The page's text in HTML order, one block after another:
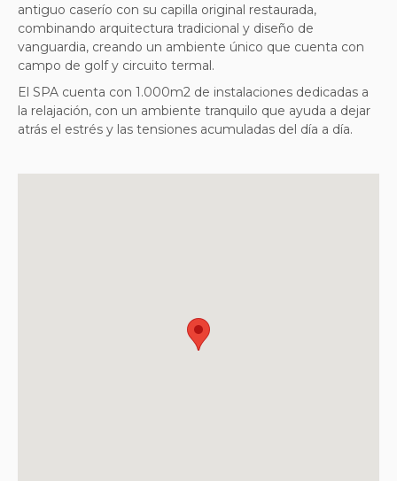
antiguo caserío con su capilla original restaurada,
combinando arquitectura tradicional y diseño de
vanguardia, creando un ambiente único que cuenta con
campo de golf y circuito termal.
El SPA cuenta con 1.000m2 de instalaciones dedicadas a
la relajación, con un ambiente tranquilo que ayuda a dejar
atrás el estrés y las tensiones acumuladas del día a día.